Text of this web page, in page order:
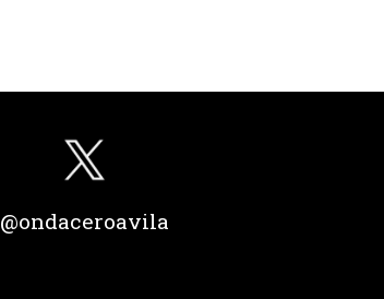
@ondaceroavila